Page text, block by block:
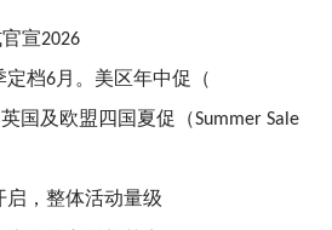
宣2026
定档6月。美区年中促（
国及欧盟四国夏促（Summer Sale
启，整体活动量级